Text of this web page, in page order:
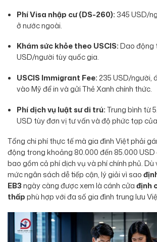
Phí Visa nhập cư (DS-260): 345 USD/
ở nước ngoài.
Khám sức khỏe theo USCIS:Dao động
USD/người tùy quốc gia.
USCIS Immigrant Fee:235 USD/người,
vào Mỹ để in và gửi Thẻ Xanh chính thức.
Phí dịch vụ luật sư di trú:Trung bình từ
USD tùy đơn vị tư vấn và độ phức tạp
Tổng chi phí thực tế mà gia đình Việt phải
động trong khoảng 80.000 đến 85.000 USD
bao gồm cả phí dịch vụ và phí chính phủ. Dù
mức ngân sách dễ tiếp cận, lý giải vì sao
EB3ngày càng được xem là cánh cửađịnh
thấpphù hợp với đa số gia đình trung lưu